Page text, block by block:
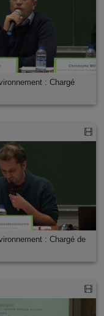
: Chargé
: Chargé de